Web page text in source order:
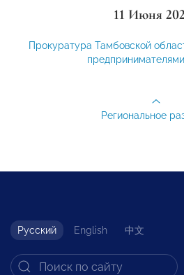
11 Июня
Прокуратура Тамбовской
Региональное
Русский English 中文